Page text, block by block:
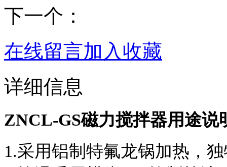
下一个：
在线留言加入收藏
详细信息
ZNCL-GS磁力搅拌器用途说
1.采用铝制特氟龙锅加热，